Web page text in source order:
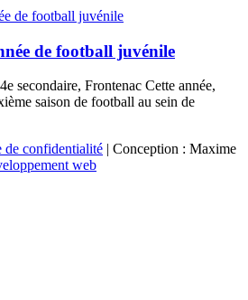
de football juvénile
secondaire, Frontenac Cette année,
saison de football au sein de
de confidentialité | Conception : Maxime
web